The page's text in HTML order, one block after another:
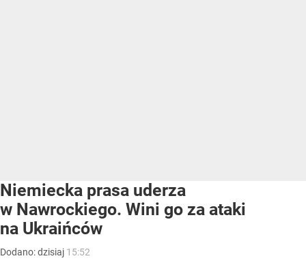
Niemiecka prasa uderza
w Nawrockiego. Wini go za ataki
na Ukraińców
Dodano:dzisiaj 15:52